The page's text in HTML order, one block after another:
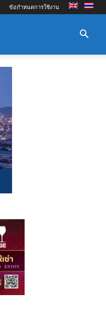
ข้อกำหนดการใช้งาน